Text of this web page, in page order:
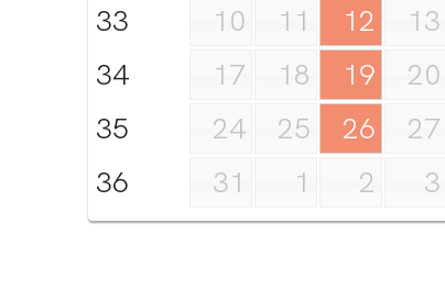
33
10 11 12 13
34
17 18 19 20
35
24 25 26 27
36
31 1 2 3